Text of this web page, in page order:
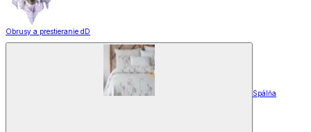
Obrusy a prestieranie dD
Spálňa